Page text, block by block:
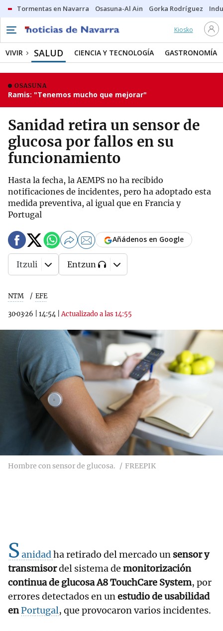
Tormentas en Navarra Osasuna-Al Ain Gorka Rodríguez
Kiosko
VIVIR SALUD CIENCIA Y TECNOLOGÍA GASTRONOMÍA
OSASUNA
Ramis: "Tenemos mucho que mejorar"
Sanidad retira un sensor de
glucosa por fallos en su
funcionamiento
Hasta la fecha, la AEMPS no ha recibido
notificaciones de incidentes, pero ha adoptado esta
medida preventiva, al igual que en Francia y
Portugal
NTM EFE
30·03·26 14:54 |Actualizado a las 14:55
Añádenos en Google
Itzuli Entzun
Hombre con sensor de glucosa. FREEPIK
Sanidadha retirado del mercado un sensor y
transmisordel sistema de monitorización
continua de glucosa A8 TouchCare System, por
errores detectados en unestudio de usabilidad
enPortugal, que provocaron varios incidentes.